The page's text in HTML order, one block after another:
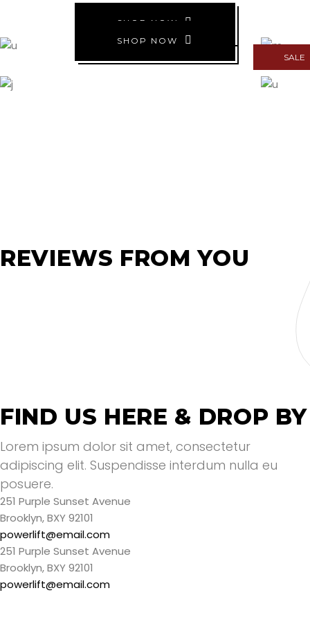
SHOP NOW
SHOP NOW
SALE
REVIEWS FROM YOU
STRENGHT
SPORT
HEALTHY
HABIT
CARDIO
FIND US HERE & DROP BY
Lorem ipsum dolor sit amet, consectetur
adipiscing elit. Suspendisse interdum nulla eu
posuere.
251 Purple Sunset Avenue
Brooklyn, BXY 92101
powerlift@email.com
251 Purple Sunset Avenue
Brooklyn, BXY 92101
powerlift@email.com